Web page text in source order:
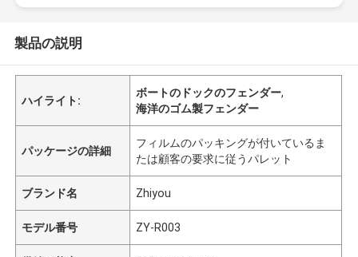
製品の説明
ハイライト:
ボートのドックのフェンダー,
海洋のゴム製フェンダー
パッケージの詳細
フィルムのパッキングが付いているま
たは顧客の要求に従うパレット
ブランド名 Zhiyou
モデル番号 ZY-R003